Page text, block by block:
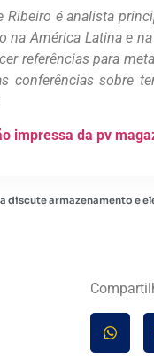
Ribeiro é analista
na América Latina e
referências para
conferências sobre
impressa da pv